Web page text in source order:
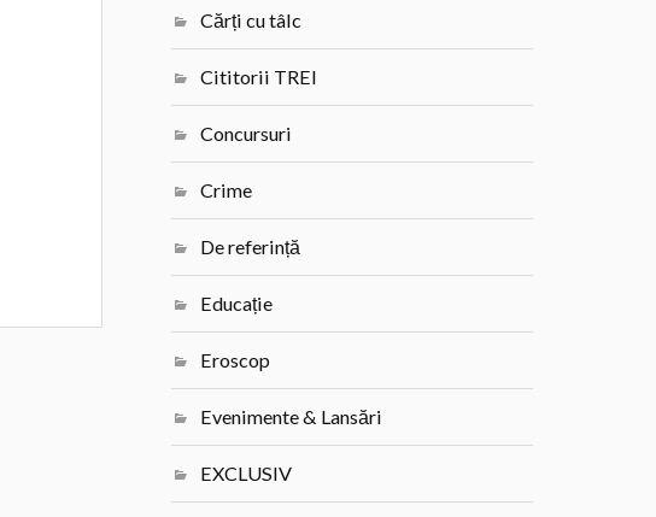
Cărți cu tâlc
Cititorii TREI
Concursuri
Crime
De referință
Educație
Eroscop
Evenimente & Lansări
EXCLUSIV